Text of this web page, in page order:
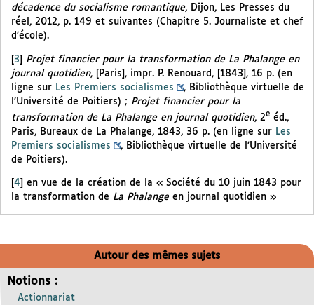
décadence du socialisme romantique, Dijon, Les Presses du
réel, 2012, p. 149 et suivantes (Chapitre 5. Journaliste et chef
d’école).
3
Projet financier pour la transformation de La Phalange en
journal quotidien, [Paris], impr. P. Renouard, [1843], 16 p. (en
ligne sur Les Premiers socialismes
, Bibliothèque virtuelle de
l’Université de Poitiers) ; Projet financier pour la
transformation de La Phalange en journal quotidien, 2e éd.,
Paris, Bureaux de La Phalange, 1843, 36 p. (en ligne sur Les
Premiers socialismes
, Bibliothèque virtuelle de l’Université
de Poitiers).
4
en vue de la création de la « Société du 10 juin 1843 pour
la transformation de La Phalangeen journal quotidien »
Autour des mêmes sujets
Notions :
Actionnariat